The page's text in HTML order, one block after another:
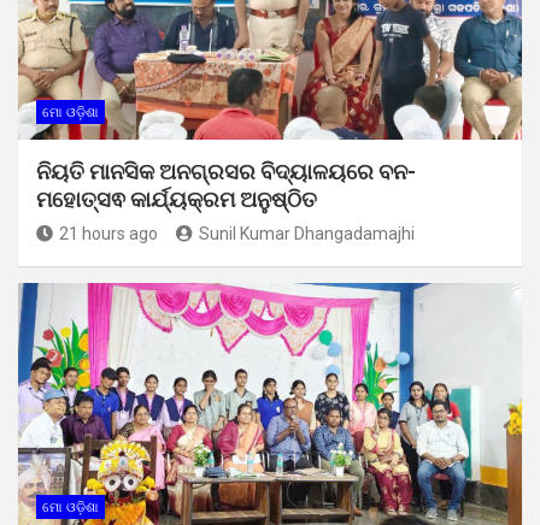
ମୋ ଓଡ଼ିଶା
ନିୟତି ମାନସିକ ଅନଗ୍ରସର ବିଦ୍ୟାଳୟରେ ବନ-
ମହୋତ୍ସଵ କାର୍ଯ୍ୟକ୍ରମ ଅନୁଷ୍ଠିତ
21 hours ago Sunil Kumar Dhangadamajhi
ମୋ ଓଡ଼ିଶା